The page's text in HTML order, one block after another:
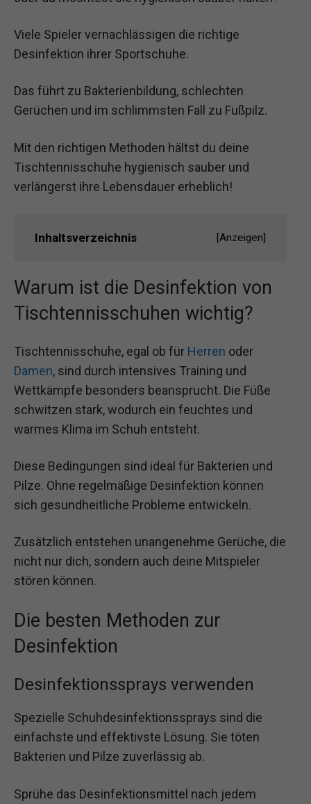
Viele Spieler vernachlässigen die richtige
Desinfektion ihrer Sportschuhe.
Das führt zu Bakterienbildung, schlechten
Gerüchen und im schlimmsten Fall zu Fußpilz.
Mit den richtigen Methoden hältst du deine
Tischtennisschuhe hygienisch sauber und
verlängerst ihre Lebensdauer erheblich!
Inhaltsverzeichnis [Anzeigen]
Warum ist die Desinfektion von
Tischtennisschuhen wichtig?
Tischtennisschuhe, egal ob für Herren oder
Damen, sind durch intensives Training und
Wettkämpfe besonders beansprucht. Die Füße
schwitzen stark, wodurch ein feuchtes und
warmes Klima im Schuh entsteht.
Diese Bedingungen sind ideal für Bakterien und
Pilze. Ohne regelmäßige Desinfektion können
sich gesundheitliche Probleme entwickeln.
Zusätzlich entstehen unangenehme Gerüche, die
nicht nur dich, sondern auch deine Mitspieler
stören können.
Die besten Methoden zur
Desinfektion
Desinfektionssprays verwenden
Spezielle Schuhdesinfektionssprays sind die
einfachste und effektivste Lösung. Sie töten
Bakterien und Pilze zuverlässig ab.
Sprühe das Desinfektionsmittel nach jedem